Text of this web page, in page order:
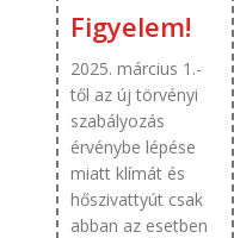
Figyelem!
2025. március 1.-
től az új törvényi
szabályozás
érvénybe lépése
miatt klímát és
hőszivattyút csak
abban az esetben